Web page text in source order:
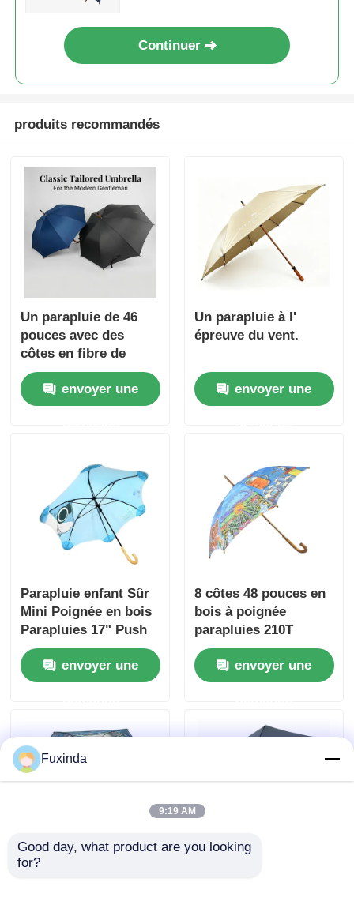
Continuer
produits recommandés
Un parapluie de 46
pouces avec des
côtes en fibre de
verre et une
protection UV30+.
envoyer une
Un parapluie à l'
épreuve du vent.
envoyer une
Parapluie enfant Sûr
Mini Poignée en bois
Parapluies 17" Push
Pull
envoyer une
8 côtes 48 pouces en
bois à poignée
parapluies 210T
Pongee Canopy pour
la promotion
envoyer une
Autoprouvettes à
Fuxinda
9:19 AM
Good day, what product are you looking
for?